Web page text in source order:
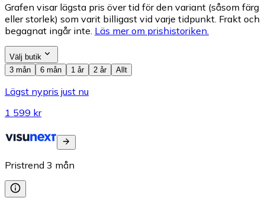
Grafen visar lägsta pris över tid för den variant (såsom färg
eller storlek) som varit billigast vid varje tidpunkt. Frakt och
begagnat ingår inte. Läs mer om prishistoriken.
Välj butik
3 mån
6 mån 1 år 2 år Allt
Lägst nypris just nu
1 599 kr
Pristrend 3 mån